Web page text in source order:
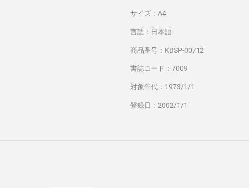
サイズ：A4
言語：日本語
商品番号：KBSP-00712
書誌コード：7009
対象年代：1973/1/1
登録日：2002/1/1